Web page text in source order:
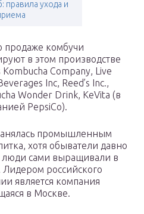
правила ухода и
продаже комбучи
в этом производстве
Company, Live
Inc, Reed’s Inc.,
Wonder Drink, KeVita (в
PepsiCo).
промышленным
хотя обыватели давно
сами выращивали в
российского
является компания
в Москве.